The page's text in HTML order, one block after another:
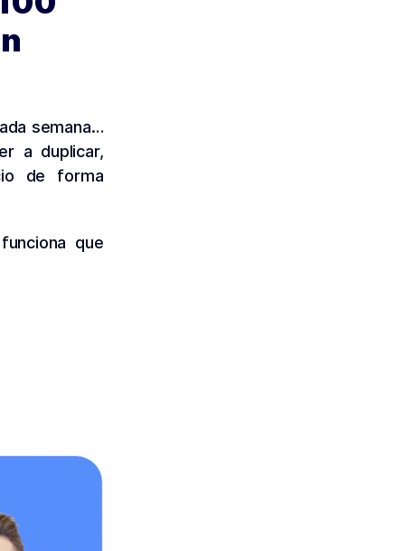
semana…
a duplicar,
de forma
que